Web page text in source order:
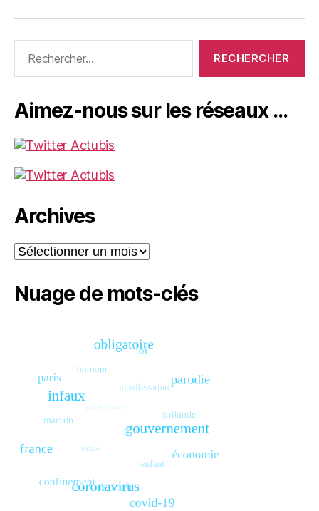
Aimez-nous sur les réseaux …
Archives
Archives
Nuage de mots-clés